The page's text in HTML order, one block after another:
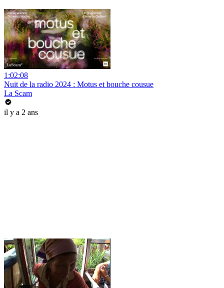
1:02:08
Nuit de la radio 2024 : Motus et bouche cousue
La Scam
il y a 2 ans